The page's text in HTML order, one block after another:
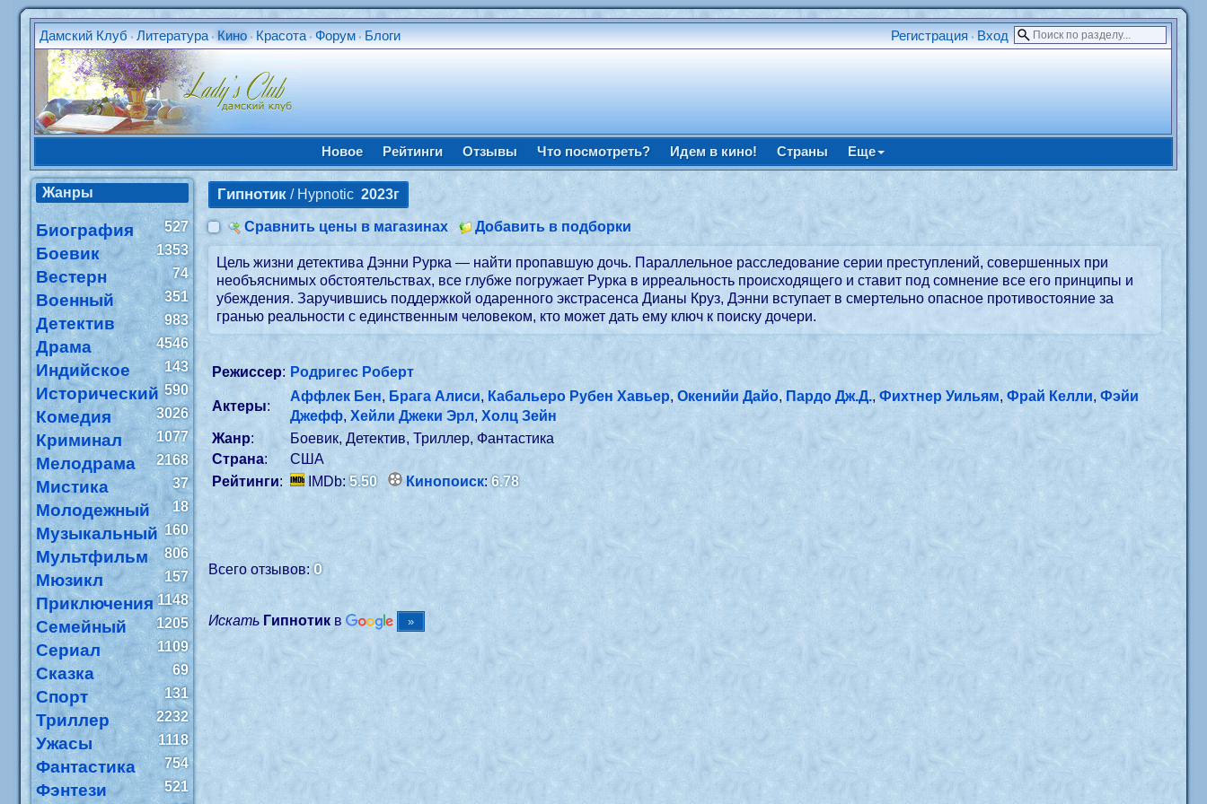
Дамский Клуб •Литература •Кино • Красота •Форум • Блоги Регистрация • Вход
Новое Рейтинги Отзывы Что посмотреть? Идем в кино! Страны Еще
Жанры
Биография 527
Боевик 1353
Вестерн 74
Военный 351
Детектив 983
Драма 4546
Индийское 143
Исторический 590
Комедия 3026
Криминал 1077
Мелодрама 2168
Мистика 37
Молодежный 18
Музыкальный 160
Мультфильм 806
Мюзикл 157
Приключения 1148
Семейный 1205
Сериал 1109
Сказка 69
Спорт 131
Триллер 2232
Ужасы 1118
Фантастика 754
Фэнтези
521
Гипнотик / Hypnotic2023г
Сравнить цены в магазинах Добавить в подборки
Цель жизни детектива Дэнни Рурка — найти пропавшую дочь. Параллельное расследование серии преступлений, совершенных при
необъяснимых обстоятельствах, все глубже погружает Рурка в ирреальность происходящего и ставит под сомнение все его принципы и
убеждения. Заручившись поддержкой одаренного экстрасенса Дианы Круз, Дэнни вступает в смертельно опасное противостояние за
гранью реальности с единственным человеком, кто может дать ему ключ к поиску дочери.
Режиссер: Родригес Роберт
Актеры:
Аффлек Бен, Брага Алиси, Кабальеро Рубен Хавьер,Окенийи Дайо, Пардо Дж.Д.,Фихтнер Уильям,Фрай Келли,Фэйи
Джефф,Хейли Джеки Эрл,Холц Зейн
Жанр:
Боевик, Детектив, Триллер, Фантастика
Страна:
США
Рейтинги: IMDb:5.50 Кинопоиск:6.78
Всего отзывов:0
Искать Гипнотикв